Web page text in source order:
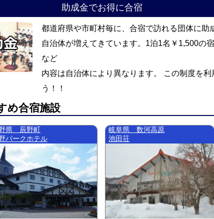
助成金でお得に合宿
都道府県や市町村毎に、合宿で訪れる団体に助
自治体が増えてきています。1泊1名￥1,500の
など
内容は自治体により異なります。 この制度を
う！！
め合宿施設
県 辰野町
パークホテル
岐阜県 数河高原
池田荘